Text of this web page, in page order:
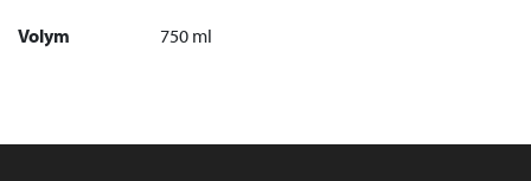
Volym 750 ml